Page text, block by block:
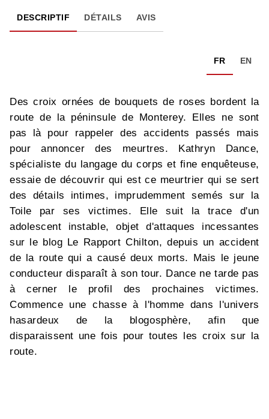
DESCRIPTIF DÉTAILS AVIS
FR EN
Des croix ornées de bouquets de roses bordent la
route de la péninsule de Monterey. Elles ne sont
pas là pour rappeler des accidents passés mais
pour annoncer des meurtres. Kathryn Dance,
spécialiste du langage du corps et fine enquêteuse,
essaie de découvrir qui est ce meurtrier qui se sert
des détails intimes, imprudemment semés sur la
Toile par ses victimes. Elle suit la trace d'un
adolescent instable, objet d'attaques incessantes
sur le blog Le Rapport Chilton, depuis un accident
de la route qui a causé deux morts. Mais le jeune
conducteur disparaît à son tour. Dance ne tarde pas
à cerner le profil des prochaines victimes.
Commence une chasse à l'homme dans l'univers
hasardeux de la blogosphère, afin que
disparaissent une fois pour toutes les croix sur la
route.